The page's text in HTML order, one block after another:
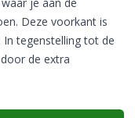
Deze voorkant is
tegenstelling tot de
de extra